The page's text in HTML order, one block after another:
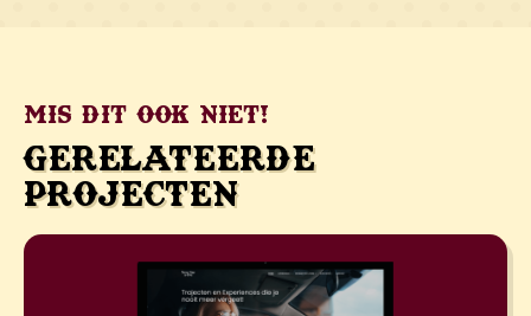
Mis dit ook niet!
Gerelateerde
projecten